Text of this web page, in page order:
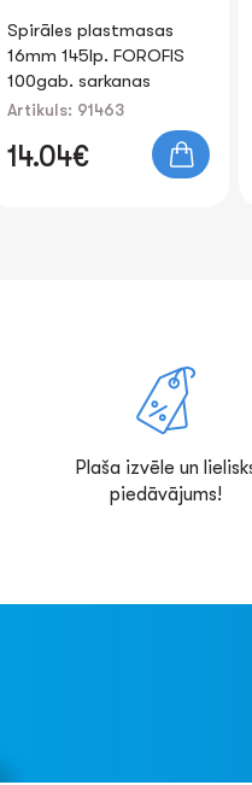
Spirāles plastmasas
16mm 145lp. FOROFIS
100gab. sarkanas
Artikuls: 91463
14.04€
Plaša izvēle un
piedāvājums!